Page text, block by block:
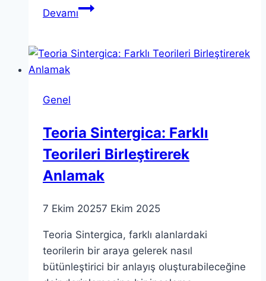
DevamıMatematiksel
Tegmark’ın
Genel
Teoria Sintergica: Farklı
Teorileri Birleştirerek
Anlamak
7 Ekim 20257 Ekim 2025
Teoria Sintergica, farklı alanlardaki
teorilerin bir araya gelerek nasıl
bütünleştirici bir anlayış oluşturabileceğine